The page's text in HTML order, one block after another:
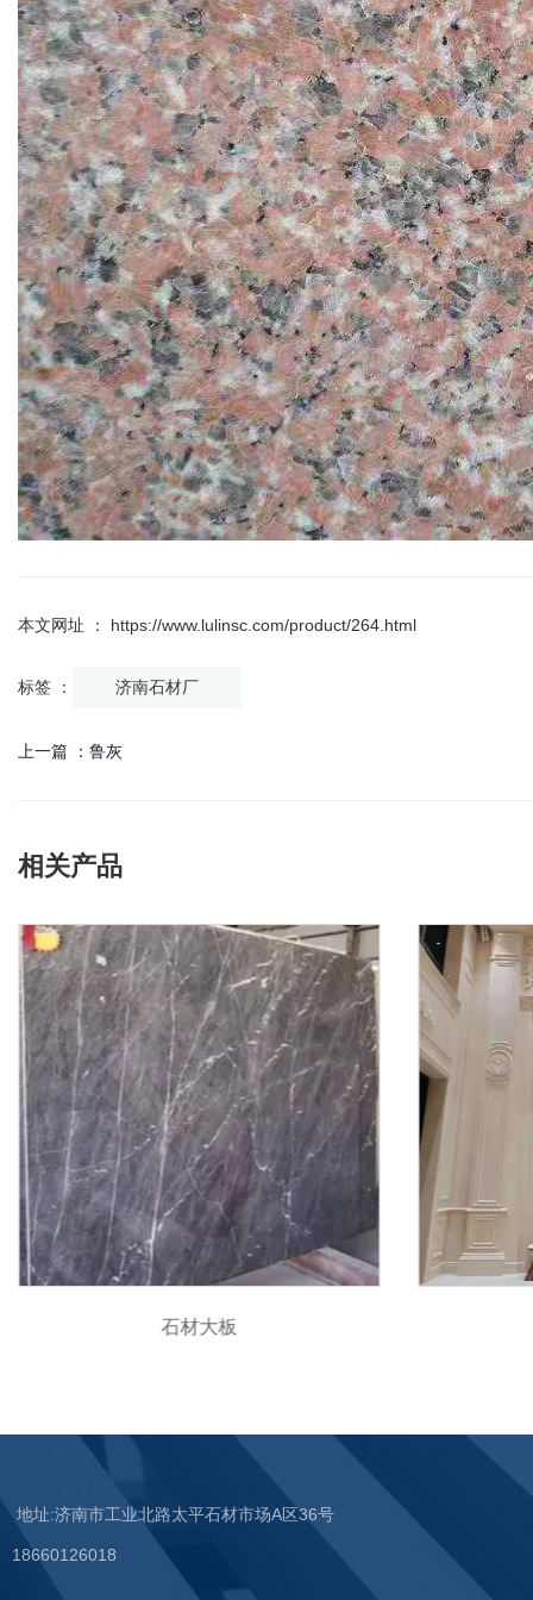
本文网址 ： https://www.lulinsc.com/product/264.html
标签 ： 济南石材厂
上一篇 ： 鲁灰
相关产品
石材大板
地址:济南市工业北路太平石材市场A区36号
18660126018